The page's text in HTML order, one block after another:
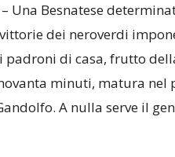
– Una Besnatese
dei neroverdi
padroni di casa, frutto
minuti, matura nel
A nulla serve il